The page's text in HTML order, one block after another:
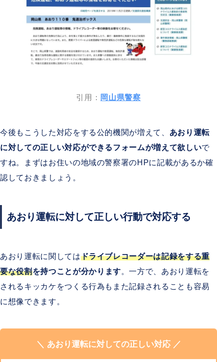
安全運転義務違反
幅寄せや蛇行運転
高速道路での低速走行
10
高速自動車国道等駐停車違反
高速道路での駐停車
引用： 岡山県警察
今後もこうした対応をする公的機関が増えて、 あおり運転
に対しての正しい対応ができるフォームが増えて欲しいで
すね。まずはお住いの地域の警察署のHPに記載があるか確
認しておきましょう。
あおり運転に対して正しい行動で対応する
あおり運転に関してはドライブレコーダーは記録をする重
要な役割を持つことが分かります。一方で、あおり運転を
されるキッカケをつくる行為もまた記録されることも容易
に想像できます。
＼ あおり運転に対しての正しい対応 ／